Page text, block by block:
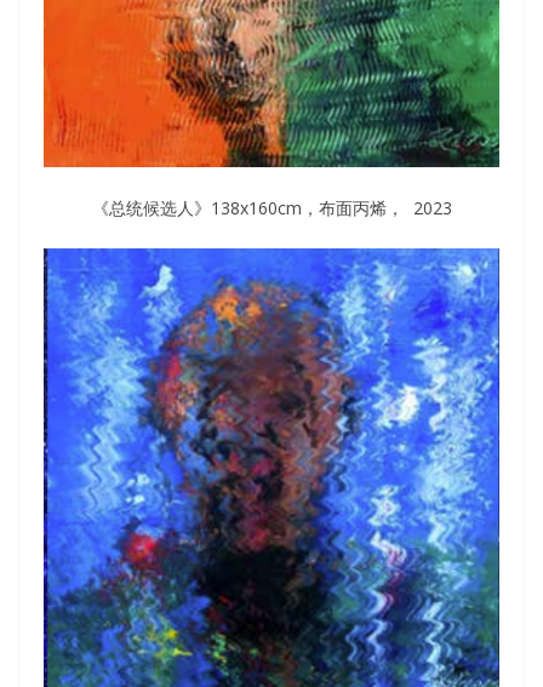
《总统候选人》138x160cm，布面丙烯， 2023